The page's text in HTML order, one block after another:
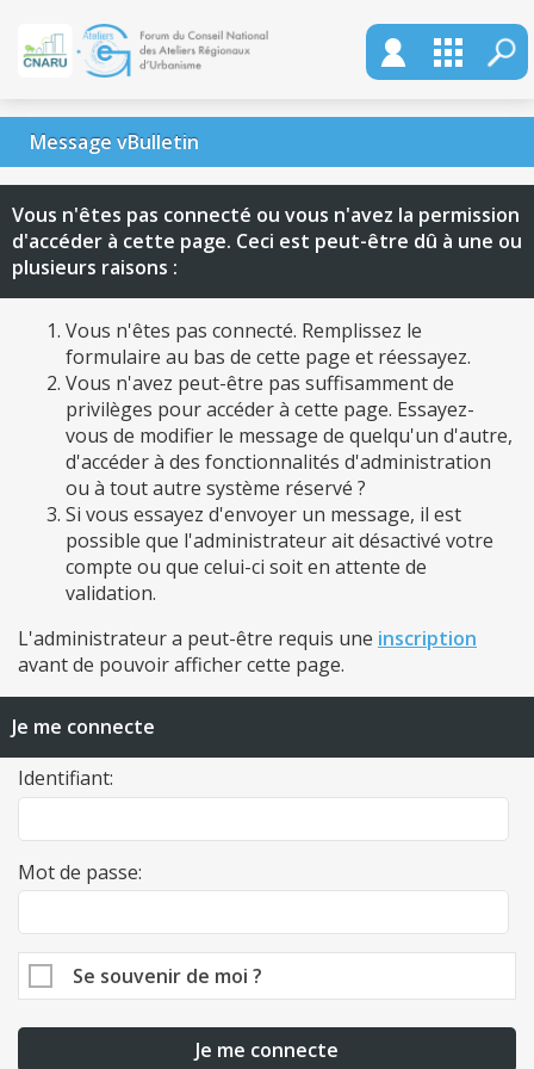
Message vBulletin
Vous n'êtes pas connecté ou vous n'avez la permission
d'accéder à cette page. Ceci est peut-être dû à une ou
plusieurs raisons :
Vous n'êtes pas connecté. Remplissez le
formulaire au bas de cette page et réessayez.
Vous n'avez peut-être pas suffisamment de
privilèges pour accéder à cette page. Essayez-
vous de modifier le message de quelqu'un d'autre,
d'accéder à des fonctionnalités d'administration
ou à tout autre système réservé ?
Si vous essayez d'envoyer un message, il est
possible que l'administrateur ait désactivé votre
compte ou que celui-ci soit en attente de
validation.
L'administrateur a peut-être requis une inscription
avant de pouvoir afficher cette page.
Je me connecte
Identifiant:
Mot de passe:
Se souvenir de moi ?
Je me connecte